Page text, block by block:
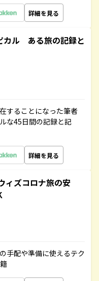
詳細を見る
カル ある旅の記録と
することになった筆者
な45日間の記録と記
詳細を見る
ィズコロナ旅の安
手配や準備に使えるテク